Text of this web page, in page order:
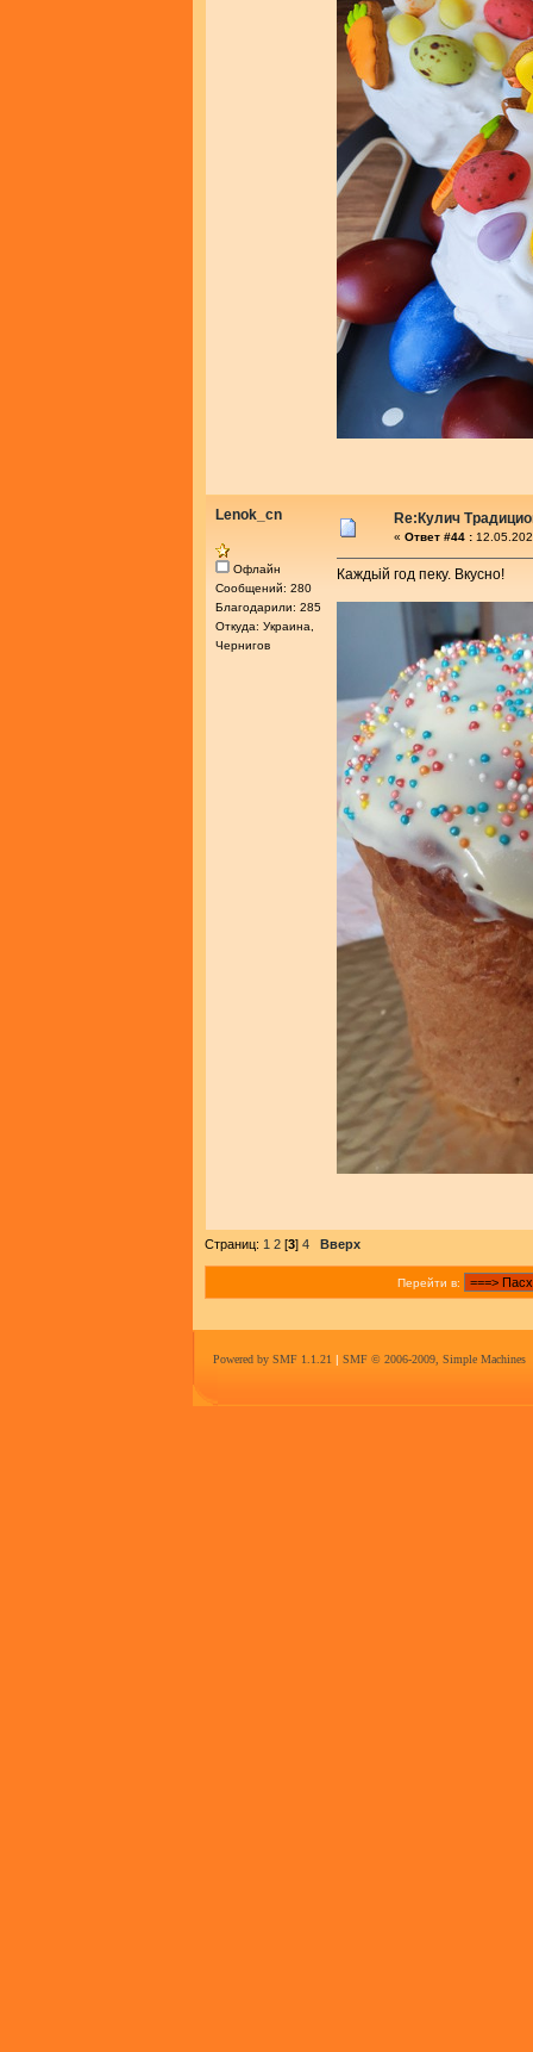
Lenok_cn
Офлайн
Сообщений: 280
Благодарили: 285
Откуда: Украина,
Чернигов
Re:Кулич
« Ответ #44 :
Каждьій год пеку. Вкусно!
Страниц: 1 2 [3] 4 Вверх
Перейти в:
Powered by SMF 1.1.21 | SMF © 2006-2009, Simple Machines